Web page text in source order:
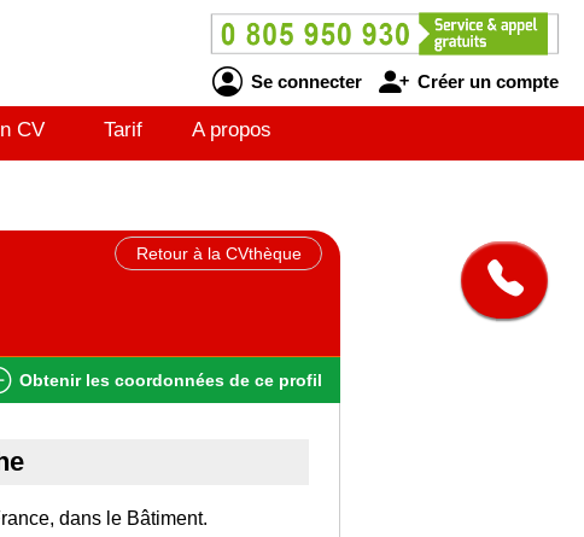
Se connecter Créer un compte
CV Tarif A propos
Retour à la CVthèque
Obtenir les coordonnées de ce profil
dans le Bâtiment.